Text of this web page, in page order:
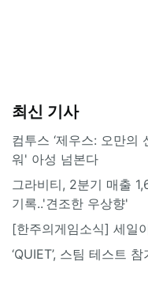
최신 기사
컴투스 ‘제우스: 오만의
워' 아성 넘본다
그라비티, 2분기 매출
기록..'견조한 우상향'
[한주의게임소식] 세일
‘QUIET’, 스팀 테스트